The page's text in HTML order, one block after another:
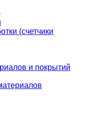
(счетчики
и покрытий